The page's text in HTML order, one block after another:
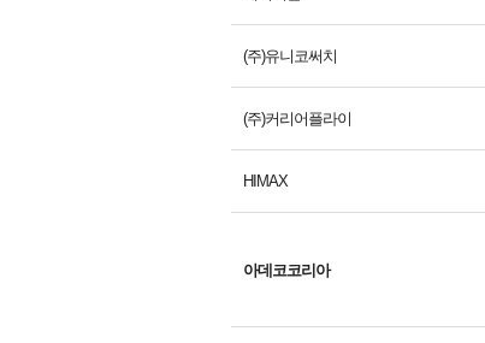
(주)유니코써치
(주)커리어플라이
HIMAX
아데코코리아